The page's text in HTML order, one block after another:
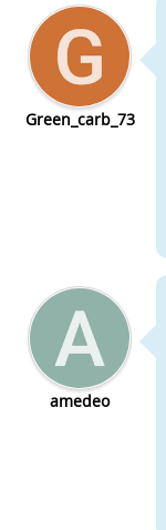
Green_carb_73
amedeo